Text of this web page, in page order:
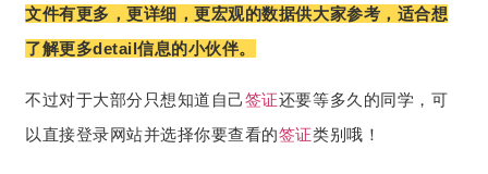
文件有更多，更详细，更宏观的数据供大家参考，适合想
了解更多detail信息的小伙伴。
不过对于大部分只想知道自己签证还要等多久的同学，可
以直接登录网站并选择你要查看的签证类别哦！